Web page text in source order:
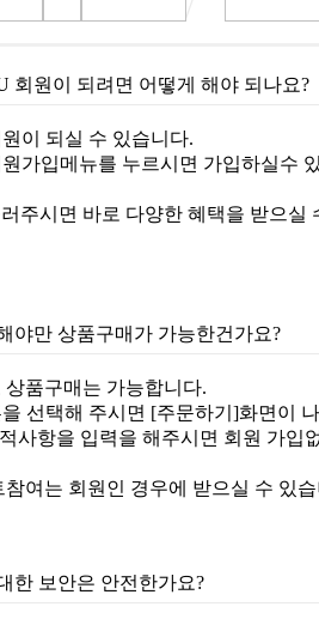
회원이 되려면 어떻게 해야 되나요?
이 되실 수 있습니다.
가입메뉴를 누르시면 가입하실수
주시면 바로 다양한 혜택을 받으실
야만 상품구매가 가능한건가요?
품구매는 가능합니다.
선택해 주시면 [주문하기]화면이
사항을 입력을 해주시면 회원 가입
여는 회원인 경우에 받으실 수 있
한 보안은 안전한가요?